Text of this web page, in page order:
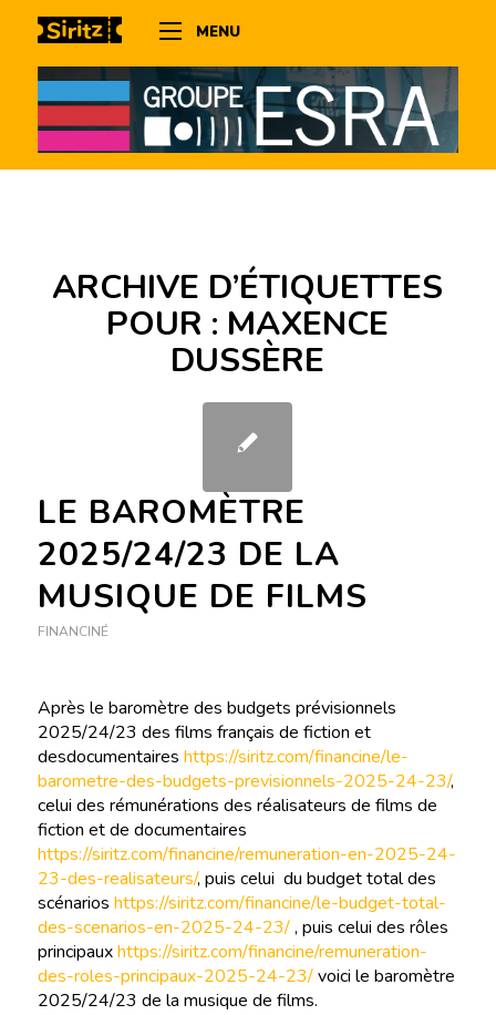
MENU
ARCHIVE D’ÉTIQUETTES
POUR : MAXENCE
DUSSÈRE
LE BAROMÈTRE
2025/24/23 DE LA
MUSIQUE DE FILMS
FINANCINÉ
Après le baromètre des budgets prévisionnels
2025/24/23 des films français de fiction et
desdocumentaires https://siritz.com/financine/le-
barometre-des-budgets-previsionnels-2025-24-23/,
celui des rémunérations des réalisateurs de films de
fiction et de documentaires
https://siritz.com/financine/remuneration-en-2025-24-
23-des-realisateurs/, puis celui du budget total des
scénarios https://siritz.com/financine/le-budget-total-
des-scenarios-en-2025-24-23/, puis celui des rôles
principauxhttps://siritz.com/financine/remuneration-
des-roles-principaux-2025-24-23/voici le baromètre
2025/24/23 de la musique de films.